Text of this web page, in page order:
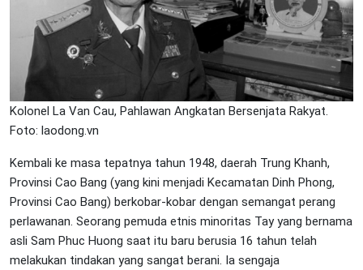
Kolonel La Van Cau, Pahlawan Angkatan Bersenjata Rakyat.
Foto: laodong.vn
Kembali ke masa tepatnya tahun 1948, daerah Trung Khanh,
Provinsi Cao Bang (yang kini menjadi Kecamatan Dinh Phong,
Provinsi Cao Bang) berkobar-kobar dengan semangat perang
perlawanan. Seorang pemuda etnis minoritas Tay yang bernama
asli Sam Phuc Huong saat itu baru berusia 16 tahun telah
melakukan tindakan yang sangat berani. Ia sengaja